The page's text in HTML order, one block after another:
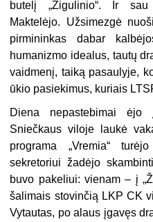
butelį „Žigulinio“. Ir
Maktelėjo. Užsimezgė
pirmininkas dabar
humanizmo idealus, tautų
vaidmenį, taiką pasaulyje,
ūkio pasiekimus, kuriais
Diena nepastebimai
Sniečkaus viloje laukė
programa „Vremia“
sekretoriui žadėjo
buvo pakeliui: vienam – į
šalimais stovinčią LKP CK
Vytautas, po alaus įgavęs